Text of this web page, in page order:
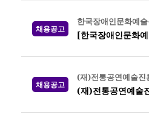
채용공고
한국장애인문화예
[한국장애인문화
채용공고
(재)전통공연예술진
(재)전통공연예술